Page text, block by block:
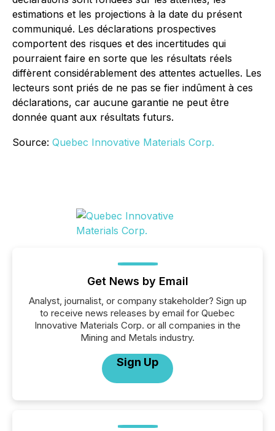
estimations et les projections à la date du présent
communiqué. Les déclarations prospectives
comportent des risques et des incertitudes qui
pourraient faire en sorte que les résultats réels
diffèrent considérablement des attentes actuelles. Les
lecteurs sont priés de ne pas se fier indûment à ces
déclarations, car aucune garantie ne peut être
donnée quant aux résultats futurs.
Source: Quebec Innovative Materials Corp.
Get News by Email
Analyst, journalist, or company stakeholder? Sign up
to receive news releases by email for Quebec
Innovative Materials Corp. or all companies in the
Mining and Metals industry.
Sign Up